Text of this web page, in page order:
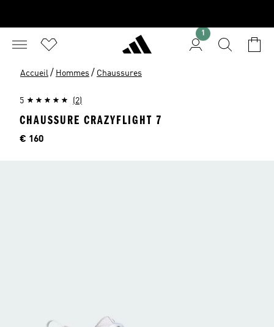
1
Accueil / Hommes / Chaussures
5 (2)
CHAUSSURE CRAZYFLIGHT 7
Price
€ 160